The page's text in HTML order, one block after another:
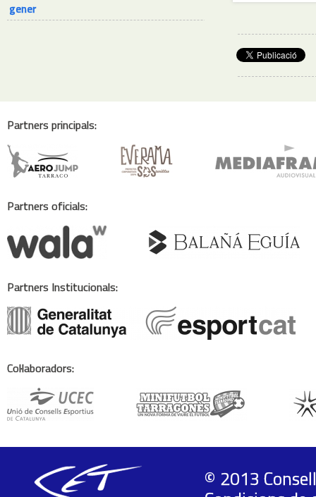
gener
Partners principals:
Partners oficials:
Partners Institucionals:
Col·laboradors:
© 2013